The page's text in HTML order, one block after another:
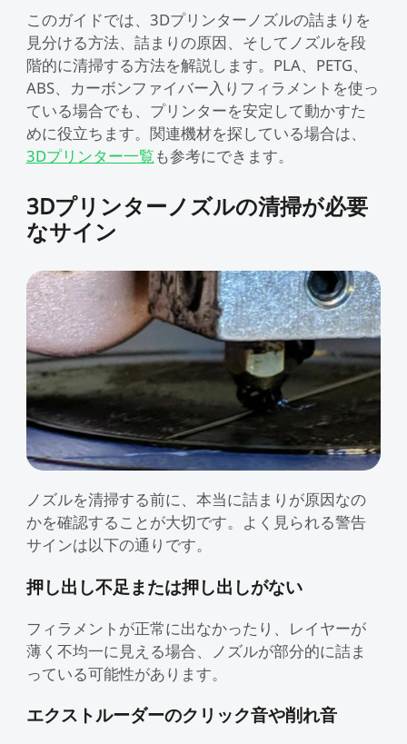
お買い得ギフトカード お買い得セット
すべて表示
すべて表示
K1 Max K1C 2025
すべて表示Ender-5 Max V3 Plus
すべて表示
NEW
HALOT-X1 UW-03
すべて表示
Falcon2 40W Falcon2 22W
すべて表示Falcon2 Pro 22W Falcon2 Pro 40W
すべて表示
Creality Falcon 煙浄化
装置 AP1
2W赤外線レーザーモジ
すべて表示
Sermoon P1 Sermoon X1
すべて表示Otter Lite Otter
すべて表示Ferret Pro Ferret SE
すべて表示
Pika
【近日発売】Creality
Pika
スキャナーアクセサリー
レスハンドル
すべて表示
スキャナーソフトウェア
QUICKSURFACE
3Dスキャナー +
QUICKSURFACE
すべて表示
Soleyin Ultra PLA Soleyin PLA Matte
すべて表示
Hyper PLA Hyper PLA RFID
すべて表示
スペシャル フィラメント
Hyper PLA-CF Hyper PPA-CF
すべて表示
レジン
すべて表示
彫刻機素材
素材パック アクリルシート
すべて表示
NEW
星型PTFEチューブ
密着サポートアクセサリ
すべて表示
フィラメント乾燥ボックス
SpacePi X4 SpacePi X4L
マルチカラーシステム
すべて表示
ビルドプレート
K2 Pro PEI両面フロスト
プレート
K2 PEI両面フロストプレ
ート
すべて表示
ノズル
「Unicorn」- K2
/Creality Hiシリーズ
「Unicorn」-
K1/Ender-3 V3 シリーズ
すべて表示
K2セラミック加熱ブロッ
ク
Ceramic - K2 Plus
すべて表示
エクストルーダー
ー - K2 Plus
ーキット
すべて表示
光造形アクセサリー
エンクロージャー
すべて表示
K2 PLUS 予備部品
NEW
星型PTFEチューブ
「Unicorn」- K2
すべて表示
CFS用ケーブル CFSディスプレイキット
すべて表示
このガイドでは、3Dプリンターノズルの詰まりを
見分ける方法、詰まりの原因、そしてノズルを段
階的に清掃する方法を解説します。PLA、PETG、
ABS、カーボンファイバー入りフィラメントを使っ
ている場合でも、プリンターを安定して動かすた
めに役立ちます。関連機材を探している場合は、
3Dプリンター一覧も参考にできます。
3Dプリンターノズルの清掃が必要
なサイン
ノズルを清掃する前に、本当に詰まりが原因なの
かを確認することが大切です。よく見られる警告
サインは以下の通りです。
押し出し不足または押し出しがない
フィラメントが正常に出なかったり、レイヤーが
薄く不均一に見える場合、ノズルが部分的に詰ま
っている可能性があります。
エクストルーダーのクリック音や削れ音